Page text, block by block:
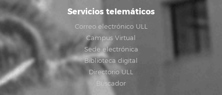
Servicios telemáticos
Correo electrónico ULL
Campus Virtual
Sede electrónica
Biblioteca digital
Directorio ULL
Buscador